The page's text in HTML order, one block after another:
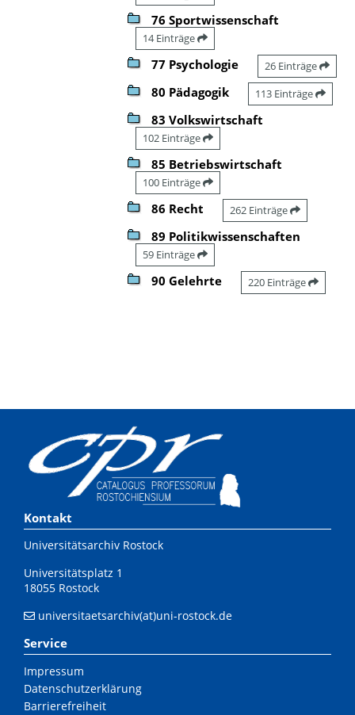
76 Sportwissenschaft
14 Einträge
77 Psychologie 26 Einträge
80 Pädagogik 113 Einträge
83 Volkswirtschaft
102 Einträge
85 Betriebswirtschaft
100 Einträge
86 Recht 262 Einträge
89 Politikwissenschaften
59 Einträge
90 Gelehrte 220 Einträge
Kontakt
Universitätsarchiv Rostock
Universitätsplatz 1
18055 Rostock
universitaetsarchiv(at)uni-rostock.de
Service
Impressum
Datenschutzerklärung
Barrierefreiheit